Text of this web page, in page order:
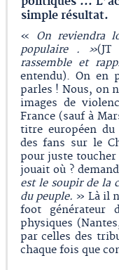
simple résultat.
« On reviendra
populaire . »
rassemble et
entendu). On en
parles ! Nous, on
images de
France (sauf à
titre européen du
des fans sur le
pour juste
jouait où ?
est le soupir de la
du peuple. » Là il
foot générateur
physiques
par celles des
chaque fois que